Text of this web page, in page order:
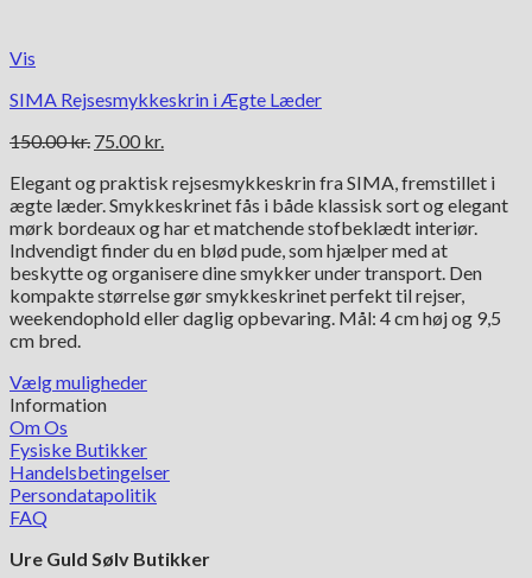
Vis
SIMA Rejsesmykkeskrin i Ægte Læder
150.00kr. Den
pris
var:
150.00 kr..
75.00 kr.
pris
er:
75.00 kr..
Elegant og praktisk rejsesmykkeskrin fra SIMA, fremstillet i
ægte læder. Smykkeskrinet fås i både klassisk sort og elegant
mørk bordeaux og har et matchende stofbeklædt interiør.
Indvendigt finder du en blød pude, som hjælper med at
beskytte og organisere dine smykker under transport. Den
kompakte størrelse gør smykkeskrinet perfekt til rejser,
weekendophold eller daglig opbevaring. Mål: 4 cm høj og 9,5
cm bred.
Vælg muligheder
Dette
vare
har
flere
varianter.
Mulighederne
vælges
Information
Om Os
Fysiske Butikker
Handelsbetingelser
Persondatapolitik
FAQ
Ure Guld Sølv Butikker